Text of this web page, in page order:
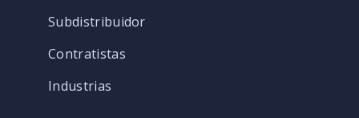
Subdistribuidor
Contratistas
Industrias